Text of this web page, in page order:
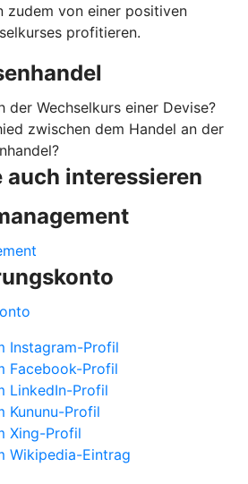
zudem von einer positiven
profitieren.
der Wechselkurs einer Devise?
zwischen dem Handel an der
auch interessieren
Instagram-Profil
Facebook-Profil
LinkedIn-Profil
Kununu-Profil
Xing-Profil
Wikipedia-Eintrag